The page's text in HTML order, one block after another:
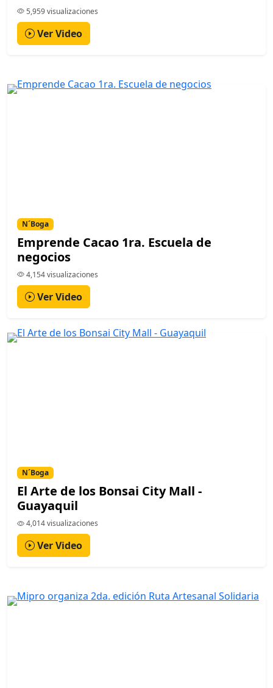
5,959 visualizaciones
Ver Video
N´Boga
Emprende Cacao 1ra. Escuela de
negocios
4,154 visualizaciones
Ver Video
N´Boga
El Arte de los Bonsai City Mall -
Guayaquil
4,014 visualizaciones
Ver Video